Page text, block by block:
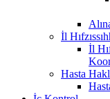
İl
İl
Hasta